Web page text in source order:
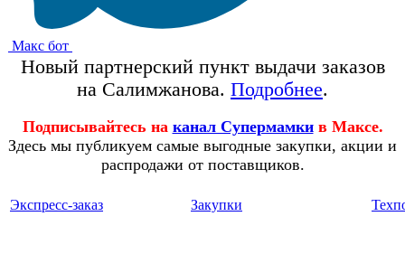
Макс бот
Новый партнерский пункт выдачи заказов
на Салимжанова. Подробнее.
Подписывайтесь на канал Супермамки в Максе.
Здесь мы публикуем самые выгодные закупки, акции и
распродажи от поставщиков.
Экспресс-заказ Закупки